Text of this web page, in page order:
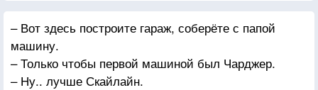
– Вот здесь построите гараж, соберёте с папой
машину.
– Только чтобы первой машиной был Чарджер.
– Ну.. лучше Скайлайн.